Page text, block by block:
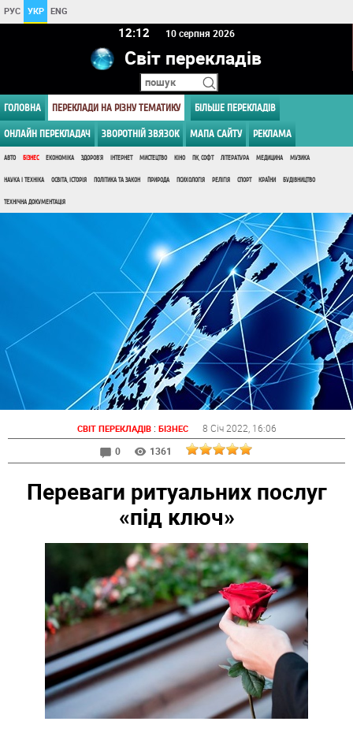
РУС УКР ENG
12 12 10 серпня 2026
Світ перекладів
ГОЛОВНА ПЕРЕКЛАДИ НА РІЗНУ ТЕМАТИКУ БІЛЬШЕ ПЕРЕКЛАДІВ
ОНЛАЙН ПЕРЕКЛАДАЧ ЗВОРОТНІЙ ЗВЯЗОК МАПА САЙТУ РЕКЛАМА
АВТО БІЗНЕС ЕКОНОМІКА ЗДОРОВ'Я ІНТЕРНЕТ МИСТЕЦТВО КІНО ПК, СОФТ ЛІТЕРАТУРА МЕДИЦИНА МУЗИКА
НАУКА І ТЕХНІКА ОСВІТА, ІСТОРІЯ ПОЛІТИКА ТА ЗАКОН ПРИРОДА ПСИХОЛОГІЯ РЕЛІГІЯ СПОРТ КРАЇНИ БУДІВНИЦТВО
ТЕХНІЧНА ДОКУМЕНТАЦІЯ
СВІТ ПЕРЕКЛАДІВ: БІЗНЕС 8 Січ 2022 , 16:06
0
1361
Переваги ритуальних послуг
«під ключ»